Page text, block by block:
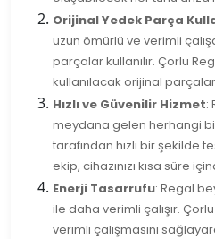
Orijinal Yedek Parça
uzun ömürlü ve verimli
parçalar kullanılır. Çorlu
kullanılacak orijinal
Hızlı ve Güvenilir Hizmet:
meydana gelen herhangi
tarafından hızlı bir şekilde
ekip, cihazınızı kısa süre
Enerji Tasarrufu: Regal
ile daha verimli çalışır.
verimli çalışmasını